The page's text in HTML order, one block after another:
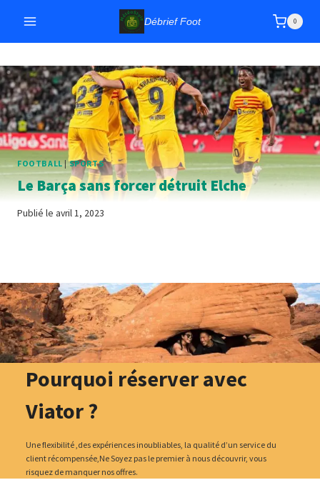
contenu
Débrief Foot 0
FOOTBALL|SPORTS
Le Barça sans forcer détruit Elche
Publié le avril 1, 2023
Pourquoi réserver avec
Viator ?
Une flexibilité ,des expériences inoubliables, la qualité d’un service du
client récompensée,Ne Soyez pas le premier à nous découvrir, vous
risquez de manquer nos offres.